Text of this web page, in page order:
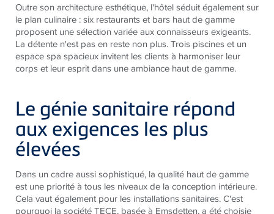
Outre son architecture esthétique, l'hôtel séduit également sur
le plan culinaire : six restaurants et bars haut de gamme
proposent une sélection variée aux connaisseurs exigeants.
La détente n'est pas en reste non plus. Trois piscines et un
espace spa spacieux invitent les clients à harmoniser leur
corps et leur esprit dans une ambiance haut de gamme.
Le génie sanitaire répond
aux exigences les plus
élevées
Dans un cadre aussi sophistiqué, la qualité haut de gamme
est une priorité à tous les niveaux de la conception intérieure.
Cela vaut également pour les installations sanitaires. C'est
pourquoi la sociétéTECE, basée à Emsdetten, a été choisie